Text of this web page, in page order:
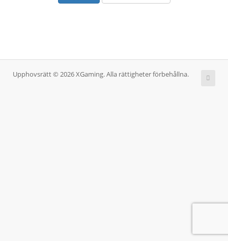
Upphovsrätt © 2026 XGaming. Alla rättigheter förbehållna.